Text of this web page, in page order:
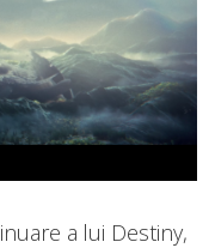
a lui Destiny,